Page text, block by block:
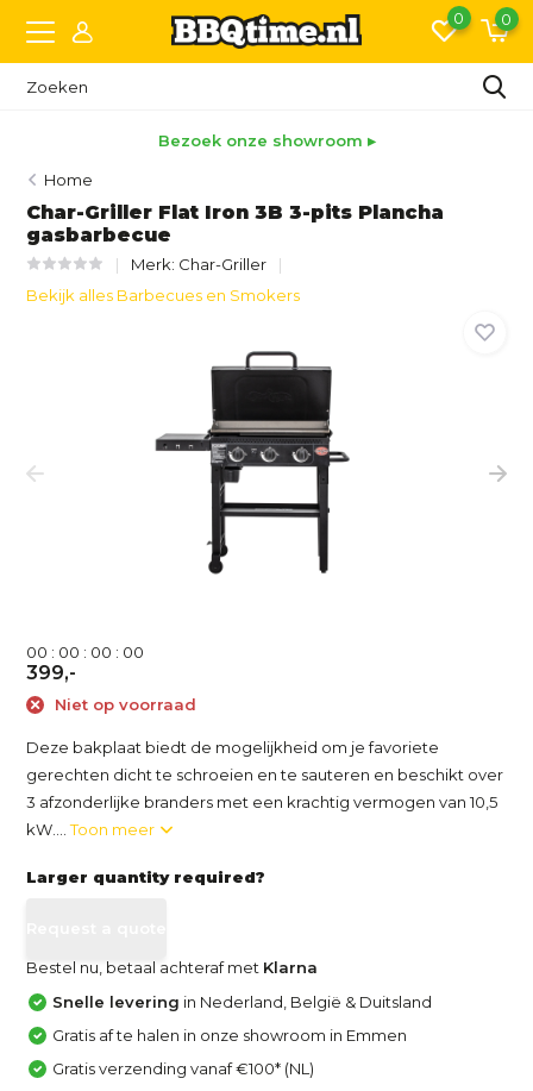
0 0
Home
Char-Griller Flat Iron 3B 3-pits Plancha
gasbarbecue
Merk: Char-Griller
Bekijk alles Barbecues en Smokers
00 : 00 : 00 : 00
399,-
Niet op voorraad
Deze bakplaat biedt de mogelijkheid om je favoriete
gerechten dicht te schroeien en te sauteren en beschikt over
3 afzonderlijke branders met een krachtig vermogen van 10,5
kW....Toon meer
Larger quantity required?
Bestel nu, betaal achteraf met Klarna
Snelle levering in Nederland, België & Duitsland
Gratis af te halen in onze showroom in Emmen
Gratis verzending vanaf €100* (NL)